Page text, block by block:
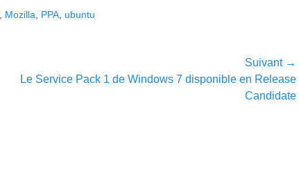
Mozilla PPA ubuntu
Suivant →
Article
Le Service Pack 1 de Windows 7 disponible en Release
Candidate